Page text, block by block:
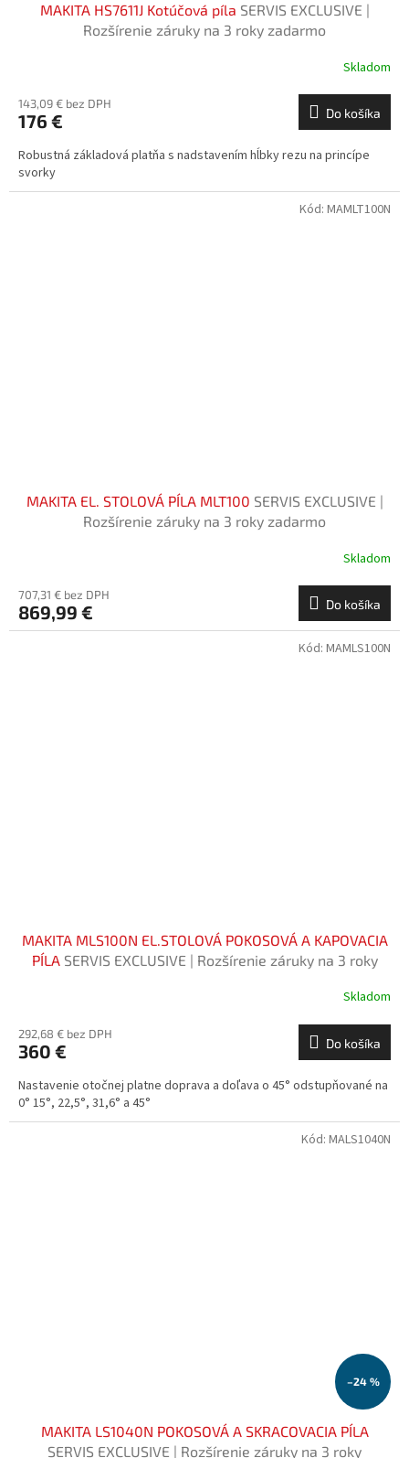
MAKITA HS7611J Kotúčová píla SERVIS EXCLUSIVE |
Rozšírenie záruky na 3 roky zadarmo
Skladom
143,09 € bez DPH
176 € Do košíka
Robustná základová platňa s nadstavením hĺbky rezu na princípe
svorky
MAKITA EL. STOLOVÁ PÍLA MLT100 SERVIS EXCLUSIVE |
Rozšírenie záruky na 3 roky zadarmo
Skladom
707,31 € bez DPH
869,99 € Do košíka
Kód: MAMLT100N
MAKITA MLS100N EL.STOLOVÁ POKOSOVÁ A KAPOVACIA
PÍLA SERVIS EXCLUSIVE | Rozšírenie záruky na 3 roky
Skladom
292,68 € bez DPH
360 € Do košíka
Nastavenie otočnej platne doprava a doľava o 45° odstupňované na
0° 15°, 22,5°, 31,6° a 45°
Kód: MAMLS100N
–24 %
MAKITA LS1040N POKOSOVÁ A SKRACOVACIA PÍLA
SERVIS EXCLUSIVE | Rozšírenie záruky na 3 roky
Kód: MALS1040N